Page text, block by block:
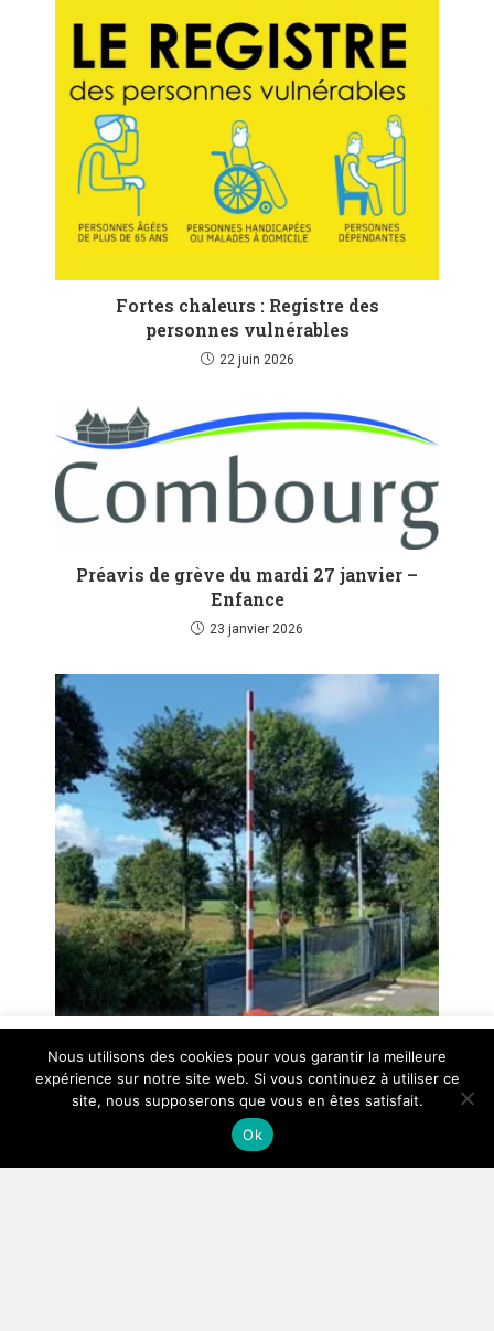
Fortes chaleurs : Registre des
personnes vulnérables
22 juin 2026
Préavis de grève du mardi 27 janvier –
Enfance
23 janvier 2026
Ce site utilise des cookies et vous donne le contrôle sur
ceux que vous souhaitez activer
Tout refuser
Nous utilisons des cookies pour vous garantir la meilleure
expérience sur notre site web. Si vous continuez à utiliser ce
site, nous supposerons que vous en êtes satisfait.
Ok